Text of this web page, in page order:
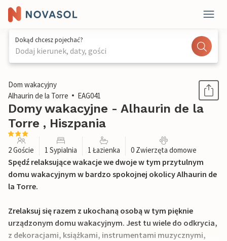
Dokąd chcesz pojechać?
Dodaj kierunek, daty, gości
1 / 18
Dom wakacyjny
Alhaurin de la Torre
EAG041
Domy wakacyjne - Alhaurin de la
Torre , Hiszpania
2 Goście 1 Sypialnia 1 Łazienka 0 Zwierzęta domowe
Spędź relaksujące wakacje we dwoje w tym przytulnym
domu wakacyjnym w bardzo spokojnej okolicy Alhaurin de
la Torre.
Zrelaksuj się razem z ukochaną osobą w tym pięknie
urządzonym domu wakacyjnym. Jest tu wiele do odkrycia,
z dekoracjami, książkami, instrumentami muzycznymi,